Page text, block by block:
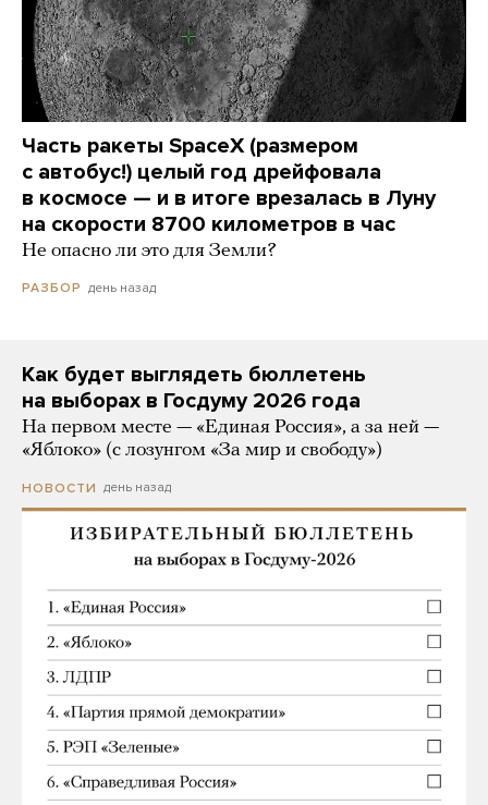
Часть ракеты SpaceX (размером
с автобус!) целый год дрейфовала
в космосе — и в итоге врезалась в Луну
на скорости 8700 километров в час
Не опасно ли это для Земли?
РАЗБОР день назад
Как будет выглядеть бюллетень
на выборах в Госдуму 2026 года
На первом месте — «Единая Россия», а за ней —
«Яблоко» (с лозунгом «За мир и свободу»)
НОВОСТИ день назад